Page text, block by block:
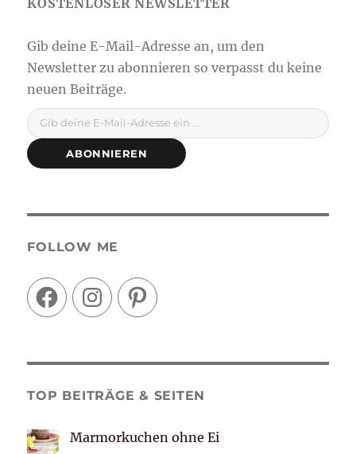
Gib deine E-Mail-Adresse ein ...
ABONNIEREN
FOLLOW ME
FacebookInstagramPinterest
TOP BEITRÄGE & SEITEN
Marmorkuchen ohne Ei